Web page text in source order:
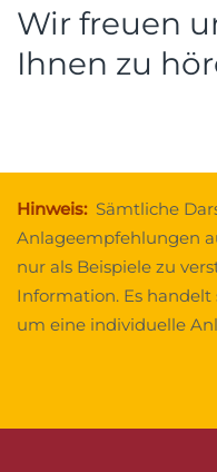
Wir freuen
Ihnen zu
Hinweis: Sämtliche
Anlageempfehlungen
nur als Beispiele zu
Information. Es
um eine individuelle